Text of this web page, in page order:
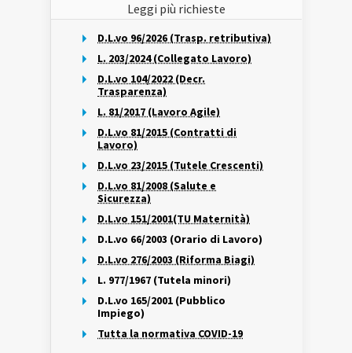
Leggi più richieste
D.L.vo 96/2026 (Trasp. retributiva)
L. 203/2024 (Collegato Lavoro)
D.L.vo 104/2022 (Decr.
Trasparenza)
L. 81/2017 (Lavoro Agile)
D.L.vo 81/2015 (Contratti di
Lavoro)
D.L.vo 23/2015 (Tutele Crescenti)
D.L.vo 81/2008 (Salute e
Sicurezza)
D.L.vo 151/2001(TU Maternità)
D.L.vo 66/2003 (Orario di Lavoro)
D.L.vo 276/2003 (Riforma Biagi)
L. 977/1967 (Tutela minori)
D.L.vo 165/2001 (Pubblico
Impiego)
Tutta la normativa COVID-19